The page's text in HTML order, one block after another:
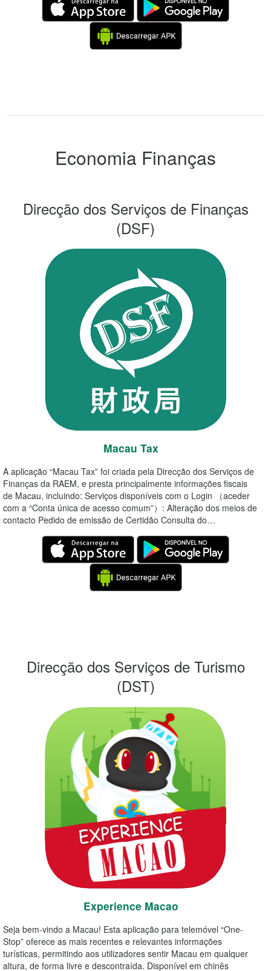
Economia Finanças
Direcção dos Serviços de Finanças
(DSF)
Macau Tax
A aplicação “Macau Tax” foi criada pela Direcção dos Serviços de
Finanças da RAEM, e presta principalmente informações fiscais
de Macau, incluindo: Serviços disponíveis com o Login （aceder
com a “Conta única de acesso comum”）: Alteração dos meios de
contacto Pedido de emissão de Certidão Consulta do…
Direcção dos Serviços de Turismo
(DST)
Experience Macao
Seja bem-vindo a Macau! Esta aplicação para telemóvel “One-
Stop” oferece as mais recentes e relevantes informações
turísticas, permitindo aos utilizadores sentir Macau em qualquer
altura, de forma livre e descontraída. Disponível em chinês